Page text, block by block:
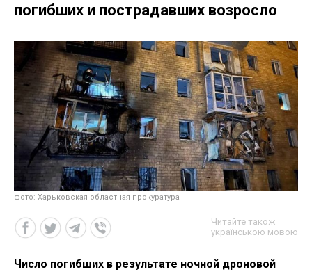
погибших и пострадавших возросло
фото: Харьковская областная прокуратура
Читайте також
українською мовою
Число погибших в результате ночной дроновой